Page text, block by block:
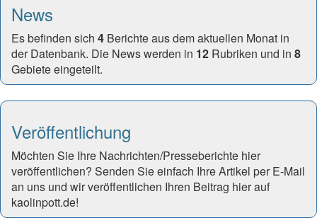
News
Es befinden sich 4 Berichte aus dem aktuellen Monat in
der Datenbank. Die News werden in 12 Rubriken und in 8
Gebiete eingeteilt.
Veröffentlichung
Möchten Sie Ihre Nachrichten/Presseberichte hier
veröffentlichen? Senden Sie einfach Ihre Artikel per E-Mail
an uns und wir veröffentlichen Ihren Beitrag hier auf
kaolinpott.de!